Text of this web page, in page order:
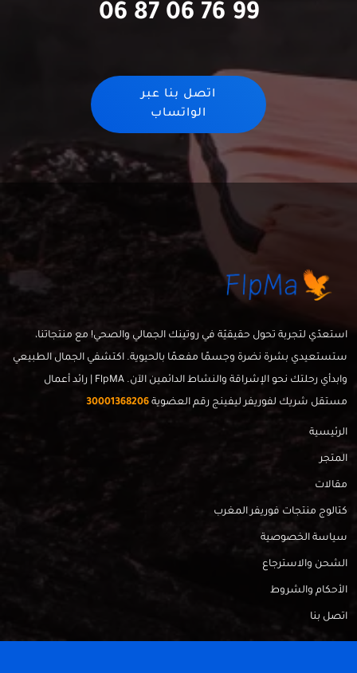
06 87 06 76 99
اتصل بنا عبر
الواتساب
استعدّي لتجربة تحول حقيقيّة في روتينك الجمالي والصحي! مع منتجاتنا،
ستستعيدي بشرة نضرة وجسمًا مفعمًا بالحيوية. اكتشفي الجمال الطبيعي
وابدأي رحلتك نحو الإشراقة والنشاط الدائمين الآن. FlpMA | رائد أعمال
مستقل شريك لفوريفر ليفينج رقم العضوية 30001368206
الرئيسية
المتجر
مقالات
كتالوج منتجات فوريفر المغرب
سياسة الخصوصية
الشحن والاسترجاع
الأحكام والشروط
اتصل بنا